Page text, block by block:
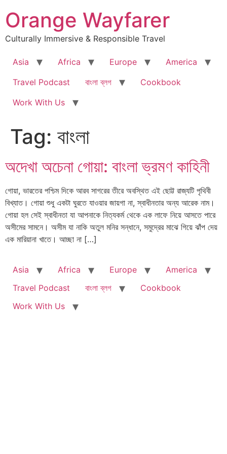
to
content
Orange Wayfarer
Culturally Immersive & Responsible Travel
Asia Africa Europe
America
Travel Podcast
বাংলা ব্লগ
Cookbook
Work With Us
Tag: বাংলা
অদেখা অচেনা গোয়া: বাংলা ভ্রমণ কাহিনী
গোয়া, ভারতের পশ্চিম দিকে আরব সাগরের তীরে অবস্থিত এই ছোট্ট রাজ্যটি পৃথিবী
বিখ্যাত। গোয়া শুধু একটা ঘুরতে যাওয়ার জায়গা না, স্বাধীনতার অন্য আরেক নাম।
গোয়া হল সেই স্বাধীনতা যা আপনাকে নিত্যকর্ম থেকে এক লাফে নিয়ে আসতে পারে
অসীমের সামনে। অসীম যা নাকি অতুল মনির সন্ধানে, সমুদ্রের মাঝে গিয়ে ঝাঁপ দেয়
এক মারিয়ানা খাতে। আচ্ছা না […]
Asia Africa Europe
America
Travel Podcast
বাংলা ব্লগ
Cookbook
Work With Us